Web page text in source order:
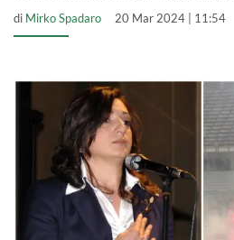
di Mirko Spadaro 20 Mar 2024 | 11:54